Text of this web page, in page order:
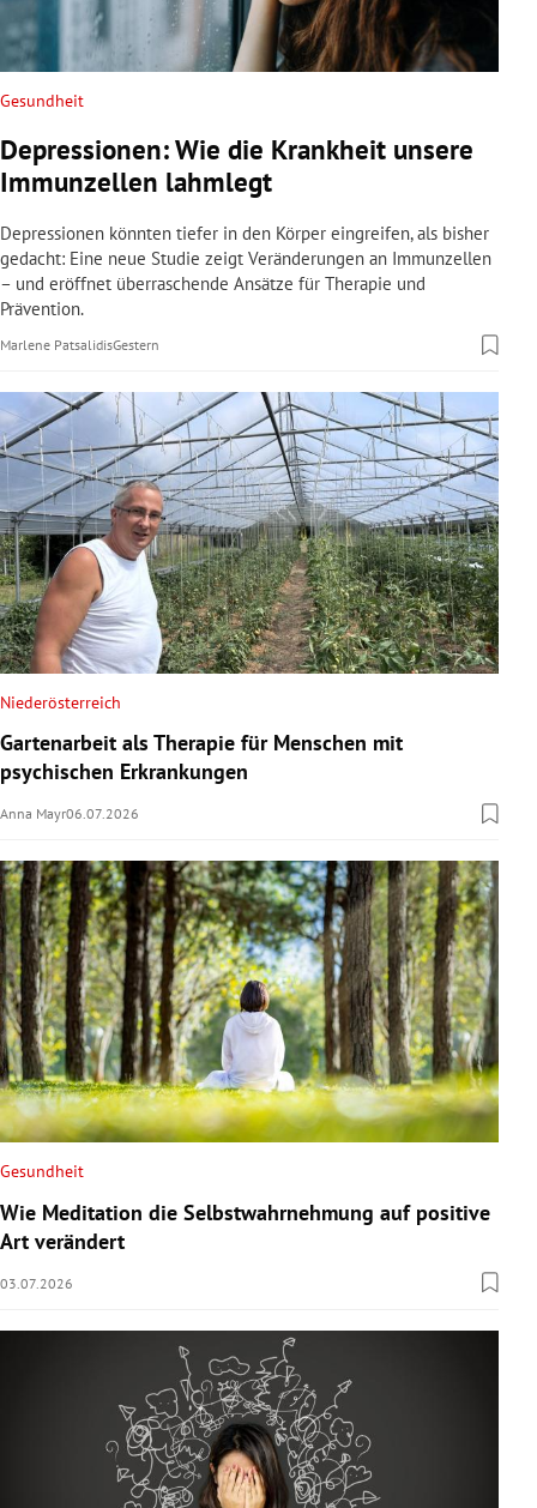
Gesundheit
Depressionen: Wie die Krankheit unsere
Immunzellen lahmlegt
Depressionen könnten tiefer in den Körper eingreifen, als bisher
gedacht: Eine neue Studie zeigt Veränderungen an Immunzellen
– und eröffnet überraschende Ansätze für Therapie und
Prävention.
Marlene PatsalidisGestern
Niederösterreich
Gartenarbeit als Therapie für Menschen mit
psychischen Erkrankungen
Anna Mayr06.07.2026
Gesundheit
Wie Meditation die Selbstwahrnehmung auf positive
Art verändert
03.07.2026